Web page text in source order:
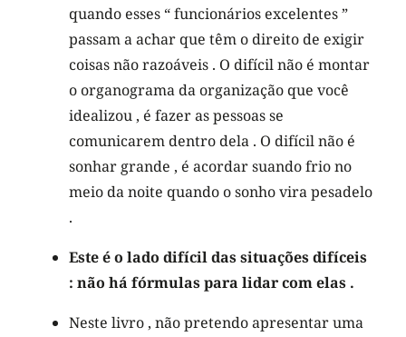
quando esses “ funcionários excelentes ”
passam a achar que têm o direito de exigir
coisas não razoáveis . O difícil não é montar
o organograma da organização que você
idealizou , é fazer as pessoas se
comunicarem dentro dela . O difícil não é
sonhar grande , é acordar suando frio no
meio da noite quando o sonho vira pesadelo
.
Este é o lado difícil das situações difíceis
: não há fórmulas para lidar com elas .
Neste livro , não pretendo apresentar uma